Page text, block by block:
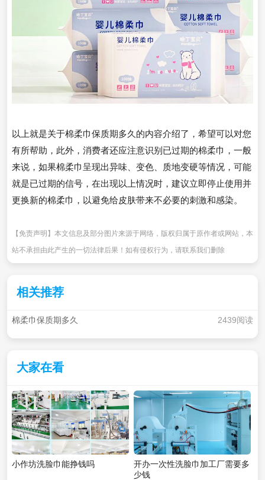
以上就是关于棉柔巾保质期多久的内容介绍了，希望可以对您
有所帮助，此外，消费者还应注意识别已过期的棉柔巾，一般
来说，如果棉柔巾呈现出异味、变色、质地变硬等情况，可能
就是已过期的信号，在出现以上情况时，建议立即停止使用并
更换新的棉柔巾，以避免给皮肤带来不必要的刺激和感染。
【免责声明】本文信息及部分图片来源于网络，版权归属于原作者或网站，本
站不承担由此产生的一切法律后果！如有侵权行为，请联系我们删除
相关推荐
棉柔巾保质期多久 2439阅读
大家在看
小作坊洗脸巾能挣钱吗
开办一次性洗脸巾加工厂需要多
少钱